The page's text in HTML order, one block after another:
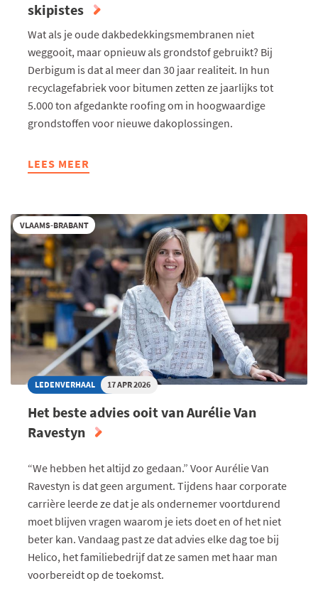
skipistes
Wat als je oude dakbedekkingsmembranen niet
weggooit, maar opnieuw als grondstof gebruikt? Bij
Derbigum is dat al meer dan 30 jaar realiteit. In hun
recyclagefabriek voor bitumen zetten ze jaarlijks tot
5.000 ton afgedankte roofing om in hoogwaardige
grondstoffen voor nieuwe dakoplossingen.
LEES MEER
ABOUT
GRONDSTOF
WORDT
EN
DAKEN
SKIPISTES
VLAAMS-BRABANT
LEDENVERHAAL 17 APR 2026
Het beste advies ooit van Aurélie Van
Ravestyn
“We hebben het altijd zo gedaan.” Voor Aurélie Van
Ravestyn is dat geen argument. Tijdens haar corporate
carrière leerde ze dat je als ondernemer voortdurend
moet blijven vragen waarom je iets doet en of het niet
beter kan. Vandaag past ze dat advies elke dag toe bij
Helico, het familiebedrijf dat ze samen met haar man
voorbereidt op de toekomst.